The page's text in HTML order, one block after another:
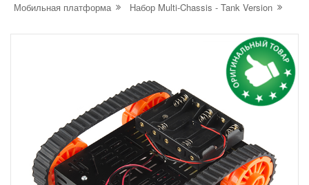
Мобильная платформа
Набор Multi-Chassis - Tank Version